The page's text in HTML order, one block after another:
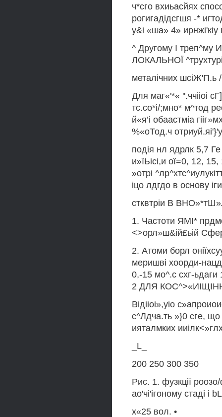
ч*сго вхиьасйях
рогигадідсгшя -*
у&і «ша» 4»
^ Другому І треп^му
ЛОКАЛЬНОЇ
металічних шсіЖ'П.ь
Для маг«'*« ''.ччііоі
тс.со*і/;мно* м^тод
й«я’і обаастміа
%«оТод.ч
подія нл ядрлк 5,7 Ге
и»їЬісі,и ої=0, 12,
»отрі
іцо лдгдо в основу
стквтріи В
1. Частоти ЯМІ*
<>орл»ш&ій£ьій
2. Атоми борл
меришві хоорди-
0,-15 мо^.с схг-
2 ДЛЯ
Відііоі»,уіо
с^Лдча.ть »}0 сге, що
ияталмких
_L_
200 250 300 350
Рис. 1. фузкції
ао'чі'ігоному стаді і
х«25 вол. •